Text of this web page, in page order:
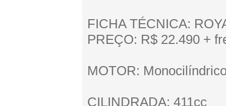
FICHA TÉCNICA:
PREÇO: R$ 22.490 +
MOTOR:
CILINDRADA: 411cc